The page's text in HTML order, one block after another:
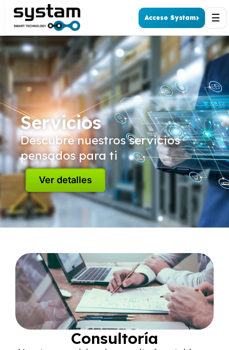
Acceso Systam› ☰
Servicios
Descubre nuestros servicios
pensados para ti
Ver detalles
Consultoría